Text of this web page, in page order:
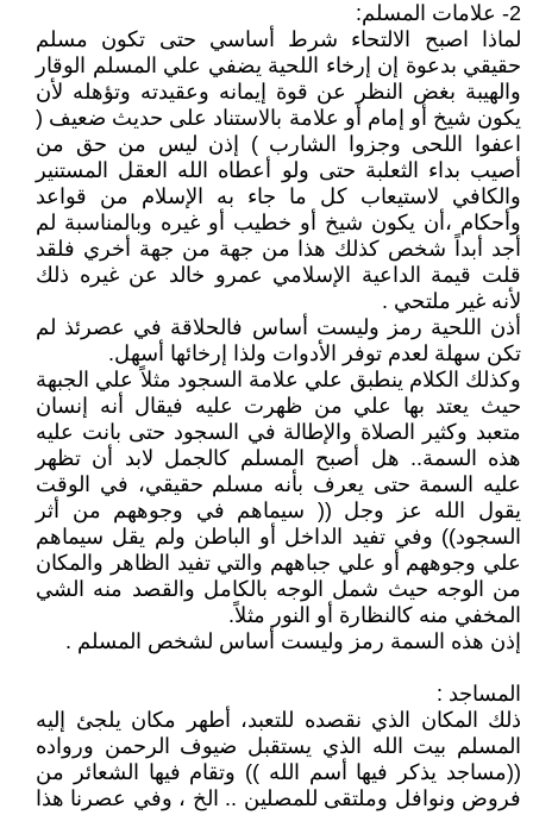
2- علامات المسلم:
لماذا اصبح الالتحاء شرط أساسي حتى تكون مسلم
حقيقي بدعوة إن إرخاء اللحية يضفي علي المسلم الوقار
والهيبة بغض النظر عن قوة إيمانه وعقيدته وتؤهله لأن
يكون شيخ أو إمام أو علامة بالاستناد على حديث ضعيف (
اعفوا اللحى وجزوا الشارب ) إذن ليس من حق من
أصيب بداء الثعلبة حتى ولو أعطاه الله العقل المستنير
والكافي لاستيعاب كل ما جاء به الإسلام من قواعد
وأحكام ،أن يكون شيخ أو خطيب أو غيره وبالمناسبة لم
أجد أبداً شخص كذلك هذا من جهة من جهة أخري فلقد
قلت قيمة الداعية الإسلامي عمرو خالد عن غيره ذلك
لأنه غير ملتحي .
أذن اللحية رمز وليست أساس فالحلاقة في عصرئذ لم
تكن سهلة لعدم توفر الأدوات ولذا إرخائها أسهل.
وكذلك الكلام ينطبق علي علامة السجود مثلاً علي الجبهة
حيث يعتد بها علي من ظهرت عليه فيقال أنه إنسان
متعبد وكثير الصلاة والإطالة في السجود حتى بانت عليه
هذه السمة.. هل أصبح المسلم كالجمل لابد أن تظهر
عليه السمة حتى يعرف بأنه مسلم حقيقي، في الوقت
يقول الله عز وجل (( سيماهم في وجوههم من أثر
السجود)) وفي تفيد الداخل أو الباطن ولم يقل سيماهم
علي وجوههم أو علي جباههم والتي تفيد الظاهر والمكان
من الوجه حيث شمل الوجه بالكامل والقصد منه الشي
المخفي منه كالنظارة أو النور مثلاً.
إذن هذه السمة رمز وليست أساس لشخص المسلم .
المساجد :
ذلك المكان الذي نقصده للتعبد، أطهر مكان يلجئ إليه
المسلم بيت الله الذي يستقبل ضيوف الرحمن ورواده
((مساجد يذكر فيها أسم الله )) وتقام فيها الشعائر من
فروض ونوافل وملتقى للمصلين .. الخ ، وفي عصرنا هذا